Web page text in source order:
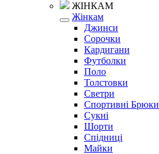
ЖІНКАМ
Жінкам
Джинси
Сорочки
Кардигани
Футболки
Поло
Толстовки
Светри
Спортивні Брюки
Сукні
Шорти
Спідниці
Майки